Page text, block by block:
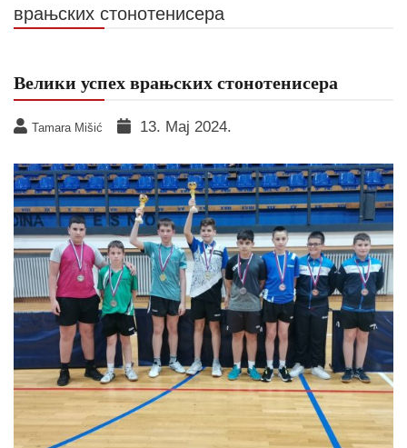
врањских стонотенисера
Велики успех врањских стонотенисера
Tamara Mišić 13. Мај 2024.